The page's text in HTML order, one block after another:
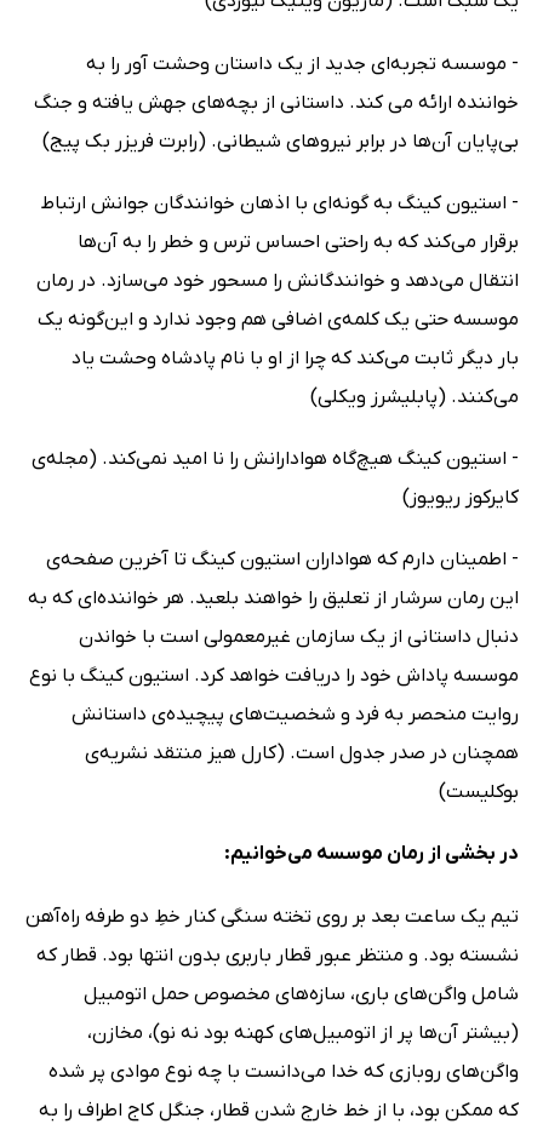
- موسسه تجربه‌ای جدید از یک داستان وحشت آور را به
خواننده ارائه می کند. داستانی از بچه‌های جهش یافته و جنگ
بی‌پایان آن‌ها در برابر نیروهای شیطانی. (رابرت فریزر بک پیج)
- استیون کینگ به گونه‌ای با اذهان خوانندگان جوانش ارتباط
برقرار می‌کند که به راحتی احساس ترس و خطر را به آن‌ها
انتقال می‌دهد و خوانندگانش را مسحور خود می‌سازد. در رمان
موسسه حتی یک کلمه‌ی اضافی هم وجود ندارد و این‌گونه یک
بار دیگر ثابت می‌کند که چرا از او با نام پادشاه وحشت یاد
می‌کنند. (پابلیشرز ویکلی)
- استیون کینگ هیچ‌گاه هوادارانش را نا امید نمی‌کند. (مجله‌ی
کایرکوز ریویوز)
- اطمینان دارم که هواداران استیون کینگ تا آخرین صفحه‌ی
این رمان سرشار از تعلیق را خواهند بلعید. هر خواننده‌ای که به
دنبال داستانی از یک سازمان غیرمعمولی است با خواندن
موسسه پاداش خود را دریافت خواهد کرد. استیون کینگ با نوع
روایت منحصر به فرد و شخصیت‌های پیچیده‌ی داستانش
همچنان در صدر جدول است. (کارل هیز منتقد نشریه‌ی
بوکلیست)
در بخشی از رمان موسسه می‌خوانیم:
تیم یک ساعت بعد بر روی تخته سنگی کنار خطِ دو طرفه راه‌آهن
نشسته بود. و منتظر عبور قطار باربری بدون انتها بود. قطار که
شامل واگن‌های باری، سازه‌های مخصوص حمل اتومبیل
(بیشتر آن‌ها پر از اتومبیل‌های کهنه بود نه نو)، مخازن،
واگن‌های روبازی که خدا می‌دانست با چه نوع موادی پر شده
که ممکن بود، با از خط خارج شدن قطار، جنگل کاج اطراف را به